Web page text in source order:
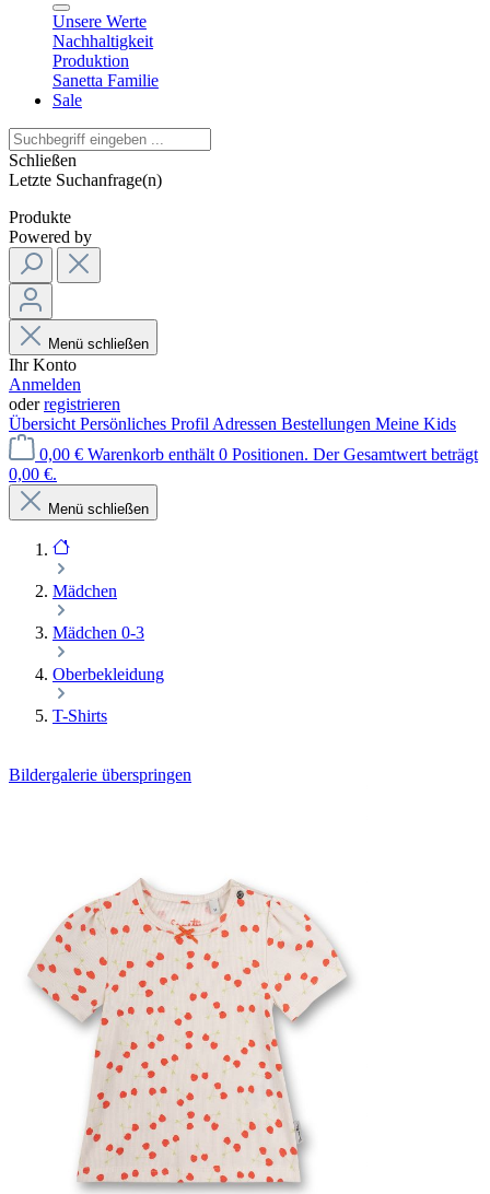
Unsere Werte
Nachhaltigkeit
Produktion
Sanetta Familie
Sale
Schließen
Letzte Suchanfrage(n)
Produkte
Powered by
Menü schließen
Ihr Konto
Anmelden
oderregistrieren
Übersicht Persönliches Profil Adressen Bestellungen Meine Kids
0,00 € Warenkorb enthält 0 Positionen. Der Gesamtwert beträgt
0,00 €.
Menü schließen
Mädchen
Mädchen 0-3
Oberbekleidung
T-Shirts
Bildergalerie überspringen